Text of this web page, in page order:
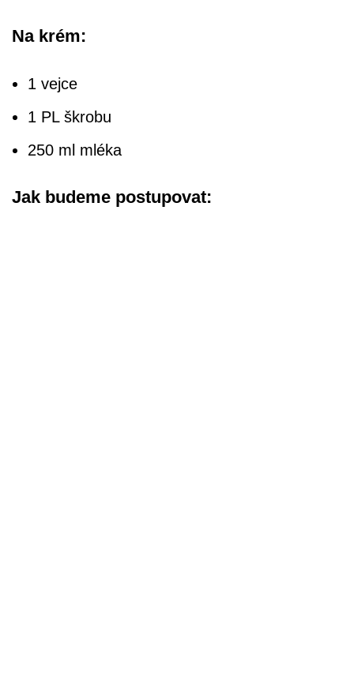
Na krém:
1 vejce
1 PL škrobu
250 ml mléka
Jak budeme postupovat: